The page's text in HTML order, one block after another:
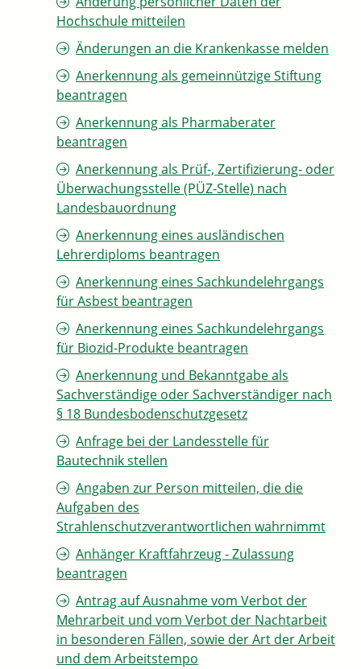
Hochschule mitteilen
Änderungen an die Krankenkasse melden
Anerkennung als gemeinnützige Stiftung
beantragen
Anerkennung als Pharmaberater
beantragen
Anerkennung als Prüf-, Zertifizierung- oder
Überwachungsstelle (PÜZ-Stelle) nach
Landesbauordnung
Anerkennung eines ausländischen
Lehrerdiploms beantragen
Anerkennung eines Sachkundelehrgangs
für Asbest beantragen
Anerkennung eines Sachkundelehrgangs
für Biozid-Produkte beantragen
Anerkennung und Bekanntgabe als
Sachverständige oder Sachverständiger nach
§ 18 Bundesbodenschutzgesetz
Anfrage bei der Landesstelle für
Bautechnik stellen
Angaben zur Person mitteilen, die die
Aufgaben des
Strahlenschutzverantwortlichen wahrnimmt
Anhänger Kraftfahrzeug - Zulassung
beantragen
Antrag auf Ausnahme vom Verbot der
Mehrarbeit und vom Verbot der Nachtarbeit
in besonderen Fällen, sowie der Art der Arbeit
und dem Arbeitstempo